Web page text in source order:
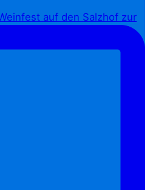
auf den Salzhof zur